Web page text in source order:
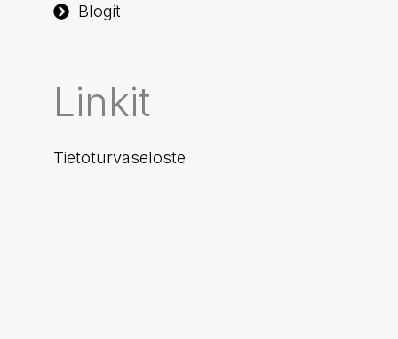
Blogit
Linkit
Tietoturvaseloste